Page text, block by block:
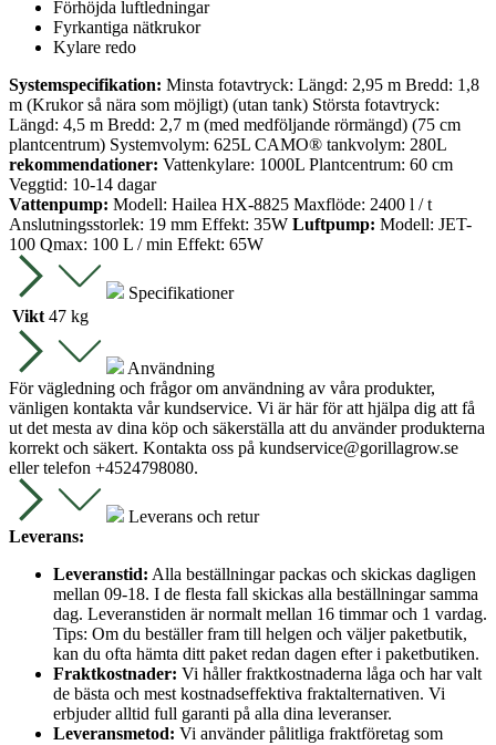
Förhöjda luftledningar
Fyrkantiga nätkrukor
Kylare redo
Systemspecifikation: Minsta fotavtryck: Längd: 2,95 m Bredd: 1,8
m (Krukor så nära som möjligt) (utan tank) Största fotavtryck:
Längd: 4,5 m Bredd: 2,7 m (med medföljande rörmängd) (75 cm
plantcentrum) Systemvolym: 625L CAMO® tankvolym: 280L
rekommendationer: Vattenkylare: 1000L Plantcentrum: 60 cm
Veggtid: 10-14 dagar
Vattenpump: Modell: Hailea HX-8825 Maxflöde: 2400 l / t
Anslutningsstorlek: 19 mm Effekt: 35W Luftpump: Modell: JET-
100 Qmax: 100 L / min Effekt: 65W
Specifikationer
Vikt 47 kg
Användning
För vägledning och frågor om användning av våra produkter,
vänligen kontakta vår kundservice. Vi är här för att hjälpa dig att få
ut det mesta av dina köp och säkerställa att du använder produkterna
korrekt och säkert. Kontakta oss på kundservice@gorillagrow.se
eller telefon +4524798080.
Leverans och retur
Leverans:
Leveranstid: Alla beställningar packas och skickas dagligen
mellan 09-18. I de flesta fall skickas alla beställningar samma
dag. Leveranstiden är normalt mellan 16 timmar och 1 vardag.
Tips: Om du beställer fram till helgen och väljer paketbutik,
kan du ofta hämta ditt paket redan dagen efter i paketbutiken.
Fraktkostnader: Vi håller fraktkostnaderna låga och har valt
de bästa och mest kostnadseffektiva fraktalternativen. Vi
erbjuder alltid full garanti på alla dina leveranser.
Leveransmetod: Vi använder pålitliga fraktföretag som